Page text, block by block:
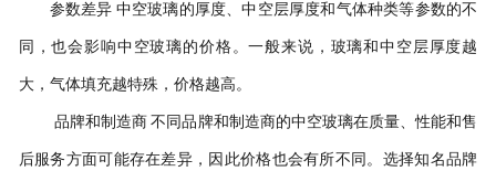
参数差异 中空玻璃的厚度、中空层厚度和气体种类等参数的不
同，也会影响中空玻璃的价格。一般来说，玻璃和中空层厚度越
大，气体填充越特殊，价格越高。
品牌和制造商 不同品牌和制造商的中空玻璃在质量、性能和售
后服务方面可能存在差异，因此价格也会有所不同。选择知名品牌